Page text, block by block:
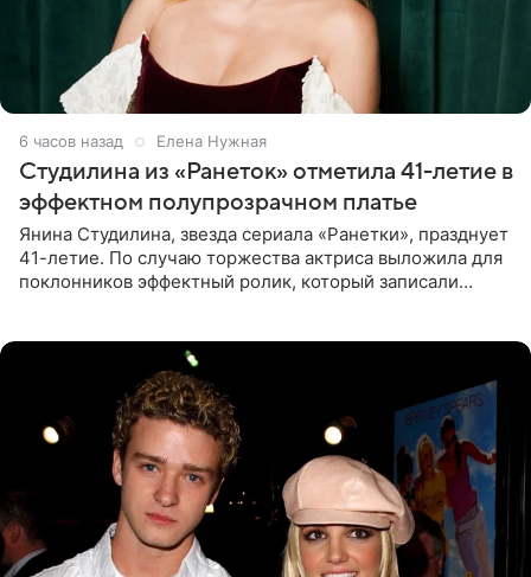
6 часов назад Елена Нужная
Студилина из «Ранеток» отметила 41-летие в
эффектном полупрозрачном платье
Янина Студилина, звезда сериала «Ранетки», празднует
41-летие. По случаю торжества актриса выложила для
поклонников эффектный ролик, который записали